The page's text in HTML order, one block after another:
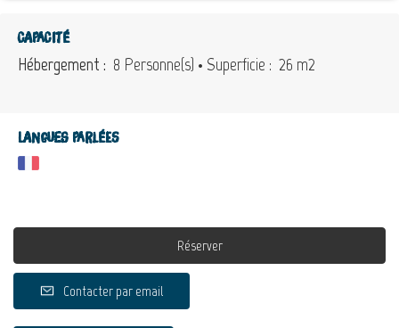
Capacité
Hébergement : 8 Personne(s) • Superficie : 26 m2
Langues parlées
Réserver
Contacter par email